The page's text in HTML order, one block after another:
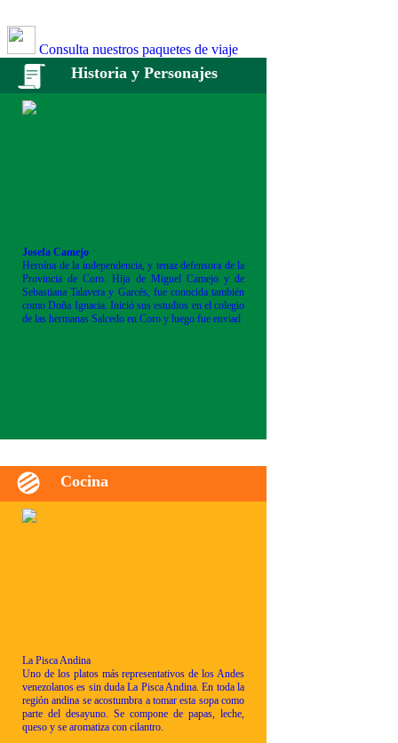
Consulta nuestros paquetes de viaje
Historia y Personajes
Josefa Camejo
Heroína de la independencia, y tenaz defensora de la
Provincia de Coro. Hija de Miguel Camejo y de
Sebastiana Talavera y Garcés, fue conocida también
como Doña Ignacia. Inició sus estudios en el colegio
de las hermanas Salcedo en Coro y luego fue enviad
Cocina
La Pisca Andina
Uno de los platos más representativos de los Andes
venezolanos es sin duda La Pisca Andina. En toda la
región andina se acostumbra a tomar esta sopa como
parte del desayuno. Se compone de papas, leche,
queso y se aromatiza con cilantro.